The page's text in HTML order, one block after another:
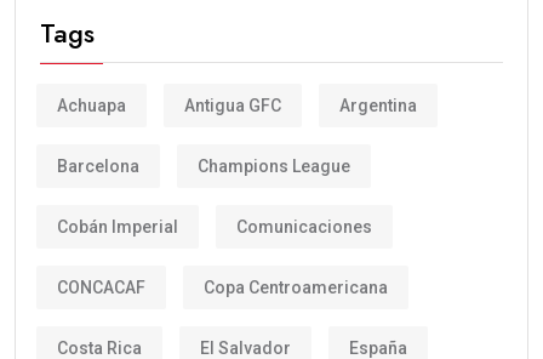
Tags
Achuapa Antigua GFC Argentina
Barcelona Champions League
Cobán Imperial Comunicaciones
CONCACAF Copa Centroamericana
Costa Rica El Salvador España